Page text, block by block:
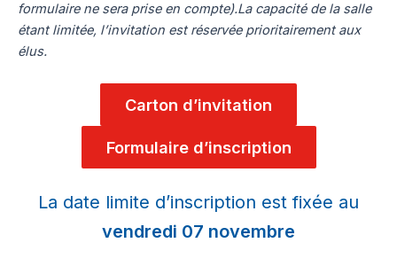
formulaire ne sera prise en compte).La capacité de la salle
étant limitée, l’invitation est réservée prioritairement aux
élus.
Carton d’invitation
Formulaire d’inscription
La date limite d’inscription est fixée au
vendredi 07 novembre